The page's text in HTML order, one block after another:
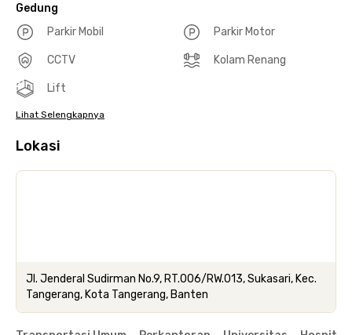
Gedung
Parkir Mobil
Parkir Motor
CCTV Kolam Renang
Lift
Lihat Selengkapnya
Lokasi
Jl. Jenderal Sudirman No.9, RT.006/RW.013, Sukasari, Kec.
Tangerang, Kota Tangerang, Banten